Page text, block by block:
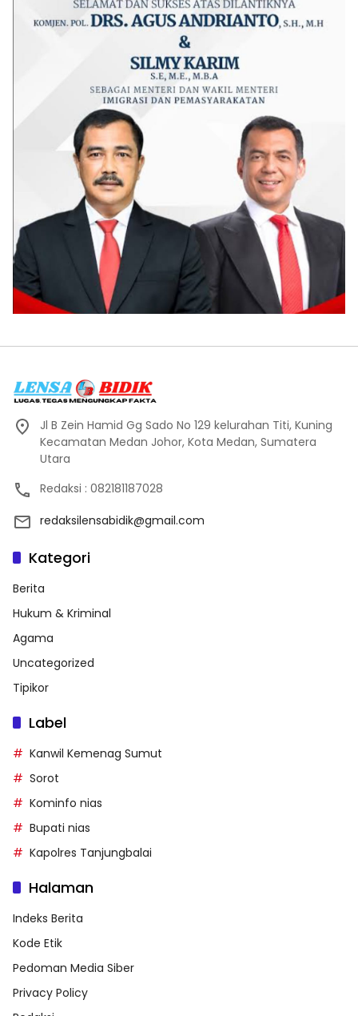
Jl B Zein Hamid Gg Sado No 129 kelurahan Titi, Kuning
Kecamatan Medan Johor, Kota Medan, Sumatera
Utara
Redaksi : 082181187028
redaksilensabidik@gmail.com
Kategori
Berita
Hukum & Kriminal
Agama
Uncategorized
Tipikor
Label
Kanwil Kemenag Sumut
Sorot
Kominfo nias
Bupati nias
Kapolres Tanjungbalai
Halaman
Indeks Berita
Kode Etik
Pedoman Media Siber
Privacy Policy